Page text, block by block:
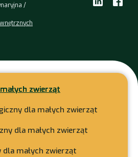
zwierząt
dla małych zwierząt
dla małych zwierząt
małych zwierząt